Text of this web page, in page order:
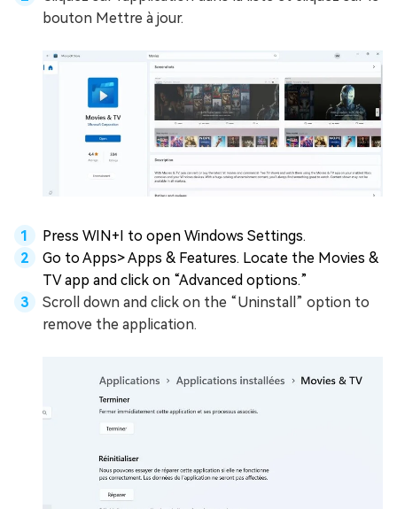
bouton Mettre à jour.
Press WIN+I to open Windows Settings.
Go to Apps> Apps & Features. Locate the Movies &
TV app and click on “Advanced options.”
Scroll down and click on the “Uninstall” option to
remove the application.